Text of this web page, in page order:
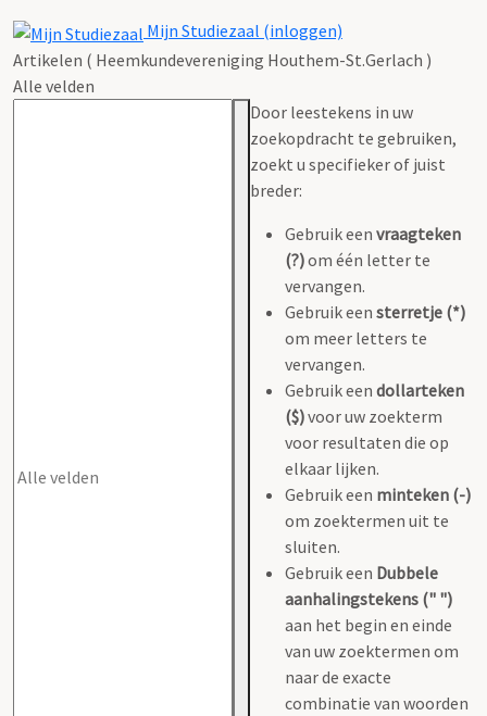
Mijn Studiezaal (inloggen)
Artikelen ( Heemkundevereniging Houthem-St.Gerlach )
Alle velden
Door leestekens in uw
zoekopdracht te gebruiken,
zoekt u specifieker of juist
breder:
Gebruik een vraagteken
(?)om één letter te
vervangen.
Gebruik een sterretje (*)
om meer letters te
vervangen.
Gebruik een dollarteken
($)voor uw zoekterm
voor resultaten die op
elkaar lijken.
Gebruik een minteken (-)
om zoektermen uit te
sluiten.
Gebruik een Dubbele
aanhalingstekens (" ")
aan het begin en einde
van uw zoektermen om
naar de exacte
combinatie van woorden